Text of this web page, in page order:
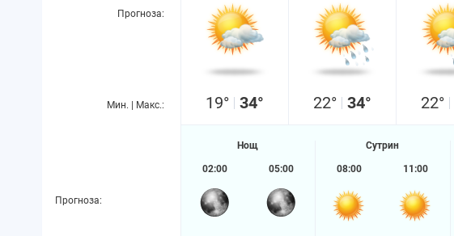
Прогноза:
Мин. | Макс.:
Прогноза:
19° 34° 22° 34° 22°
Нощ
02:00 05:00
Сутрин
08:00 11:00